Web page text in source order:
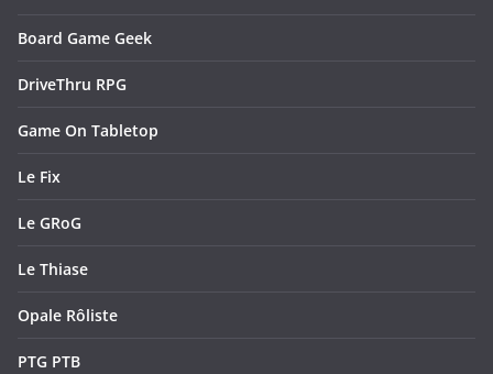
Board Game Geek
DriveThru RPG
Game On Tabletop
Le Fix
Le GRoG
Le Thiase
Opale Rôliste
PTG PTB